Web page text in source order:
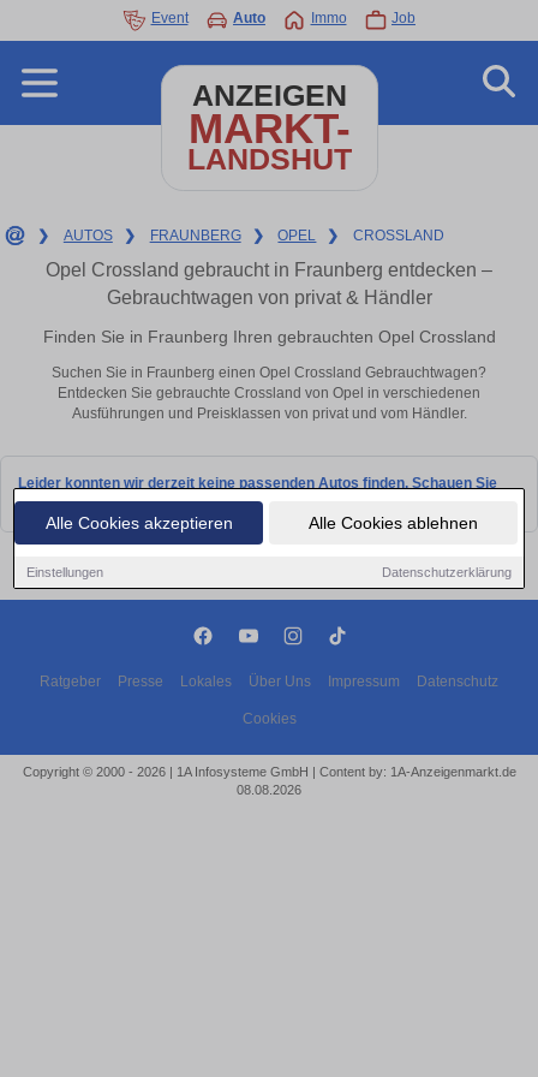
Alle Cookies akzeptieren Alle Cookies ablehnen
Einstellungen Datenschutzerklärung
Event Auto Immo Job
ANZEIGEN
MARKT-
LANDSHUT
❯ AUTOS ❯ FRAUNBERG ❯ OPEL ❯ CROSSLAND
Opel Crossland gebraucht in Fraunberg entdecken –
Gebrauchtwagen von privat & Händler
Finden Sie in Fraunberg Ihren gebrauchten Opel Crossland
Suchen Sie in Fraunberg einen Opel Crossland Gebrauchtwagen?
Entdecken Sie gebrauchte Crossland von Opel in verschiedenen
Ausführungen und Preisklassen von privat und vom Händler.
Leider konnten wir derzeit keine passenden Autos finden. Schauen Sie
bald wieder vorbei!
Ratgeber Presse Lokales Über Uns Impressum Datenschutz
Cookies
Copyright © 2000 - 2026 | 1A Infosysteme GmbH | Content by: 1A-Anzeigenmarkt.de
08.08.2026